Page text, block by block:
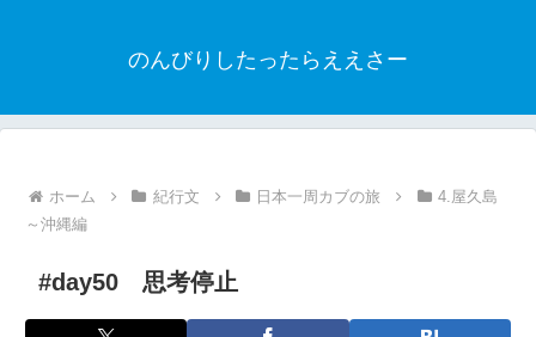
のんびりしたったらええさー
ホーム 紀行文 日本一周カブの旅
4.屋久島
～沖縄編
#day50 思考停止